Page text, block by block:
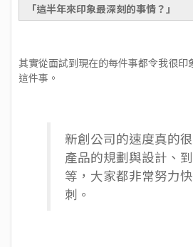
「這半年來印象最深刻的事情？」
其實從面試到現在的每件事都令我很印
這件事。
新創公司的速度真的
產品的規劃與設計、
等，大家都非常努力
刺。